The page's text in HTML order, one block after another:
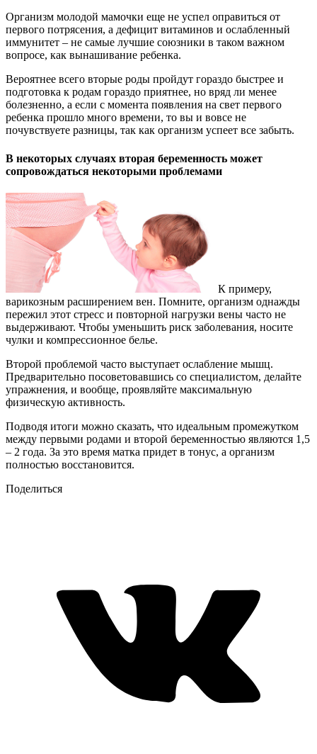
Организм молодой мамочки еще не успел оправиться от
первого потрясения, а дефицит витаминов и ослабленный
иммунитет – не самые лучшие союзники в таком важном
вопросе, как вынашивание ребенка.
Вероятнее всего вторые роды пройдут гораздо быстрее и
подготовка к родам гораздо приятнее, но вряд ли менее
болезненно, а если с момента появления на свет первого
ребенка прошло много времени, то вы и вовсе не
почувствуете разницы, так как организм успеет все забыть.
В некоторых случаях вторая беременность может
сопровождаться некоторыми проблемами
К примеру,
варикозным расширением вен. Помните, организм однажды
пережил этот стресс и повторной нагрузки вены часто не
выдерживают. Чтобы уменьшить риск заболевания, носите
чулки и компрессионное белье.
Второй проблемой часто выступает ослабление мышц.
Предварительно посоветовавшись со специалистом, делайте
упражнения, и вообще, проявляйте максимальную
физическую активность.
Подводя итоги можно сказать, что идеальным промежутком
между первыми родами и второй беременностью являются 1,5
– 2 года. За это время матка придет в тонус, а организм
полностью восстановится.
Поделиться